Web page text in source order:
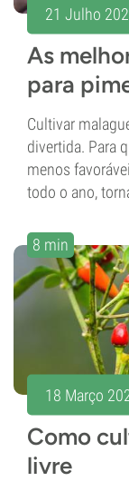
21 Julho
As
para
Cultivar
divertida. Para
menos
todo o ano,
8 min
18 Março
Como
livre